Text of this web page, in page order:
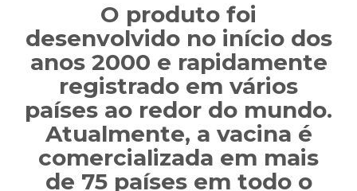
O produto foi
desenvolvido no início dos
anos 2000 e rapidamente
registrado em vários
países ao redor do mundo.
Atualmente, a vacina é
comercializada em mais
de 75 países em todo o